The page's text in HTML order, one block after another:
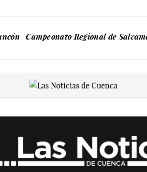
Campeonato Regional de